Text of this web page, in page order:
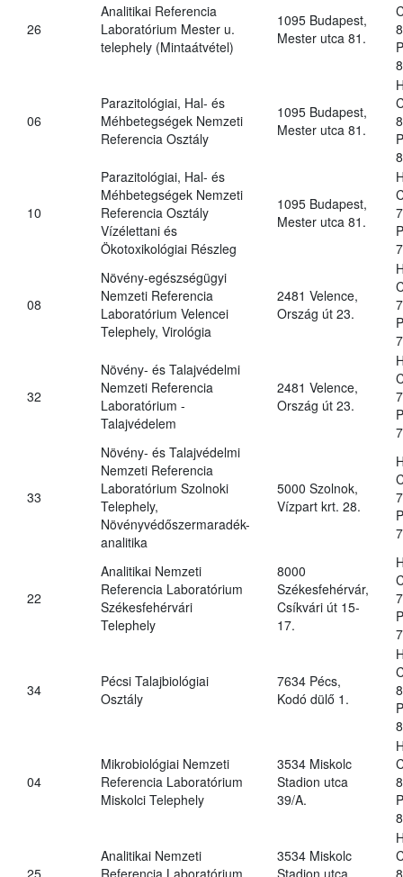
26
Analitikai Referencia
Laboratórium Mester u.
telephely (Mintaátvétel)
1095 Budapest,
Mester utca 81.
06
Parazitológiai, Hal- és
Méhbetegségek Nemzeti
Referencia Osztály
1095 Budapest,
Mester utca 81.
10
Parazitológiai, Hal- és
Méhbetegségek Nemzeti
Referencia Osztály
Vízélettani és
Ökotoxikológiai Részleg
1095 Budapest,
Mester utca 81.
08
Növény-egészségügyi
Nemzeti Referencia
Laboratórium Velencei
Telephely, Virológia
2481 Velence,
Ország út 23.
32
Növény- és Talajvédelmi
Nemzeti Referencia
Laboratórium -
Talajvédelem
2481 Velence,
Ország út 23.
33
Növény- és Talajvédelmi
Nemzeti Referencia
Laboratórium Szolnoki
Telephely,
Növényvédőszermaradék-
analitika
5000 Szolnok,
Vízpart krt. 28.
22
Analitikai Nemzeti
Referencia Laboratórium
Székesfehérvári
Telephely
8000
Székesfehérvár,
Csíkvári út 15-
17.
34
Pécsi Talajbiológiai
Osztály
7634 Pécs,
Kodó dülő 1.
04
Mikrobiológiai Nemzeti
Referencia Laboratórium
Miskolci Telephely
3534 Miskolc
Stadion utca
39/A.
25
Analitikai Nemzeti
Referencia Laboratórium
3534 Miskolc
Stadion utca